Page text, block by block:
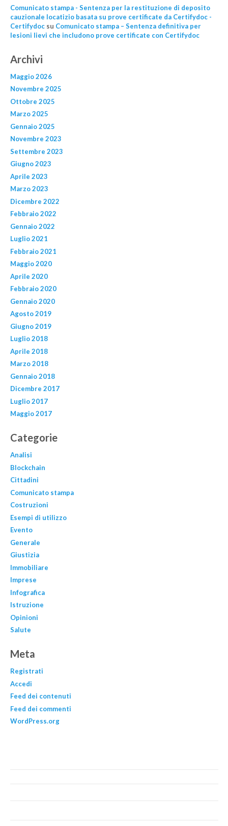
Comunicato stampa - Sentenza per la restituzione di deposito
cauzionale locatizio basata su prove certificate da Certifydoc -
Certifydocsu Comunicato stampa – Sentenza definitiva per
lesioni lievi che includono prove certificate con Certifydoc
Archivi
Maggio 2026
Novembre 2025
Ottobre 2025
Marzo 2025
Gennaio 2025
Novembre 2023
Settembre 2023
Giugno 2023
Aprile 2023
Marzo 2023
Dicembre 2022
Febbraio 2022
Gennaio 2022
Luglio 2021
Febbraio 2021
Maggio 2020
Aprile 2020
Febbraio 2020
Gennaio 2020
Agosto 2019
Giugno 2019
Luglio 2018
Aprile 2018
Marzo 2018
Gennaio 2018
Dicembre 2017
Luglio 2017
Maggio 2017
Categorie
Analisi
Blockchain
Cittadini
Comunicato stampa
Costruzioni
Esempi di utilizzo
Evento
Generale
Giustizia
Immobiliare
Imprese
Infografica
Istruzione
Opinioni
Salute
Meta
Registrati
Accedi
Feed dei contenuti
Feed dei commenti
WordPress.org